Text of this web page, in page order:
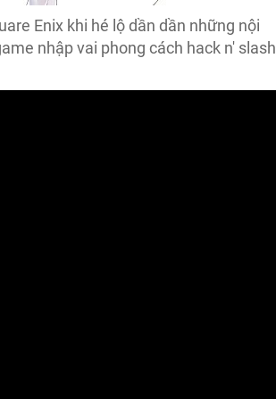
Enix khi hé lộ dần dần những nội
nhập vai phong cách hack n' slash